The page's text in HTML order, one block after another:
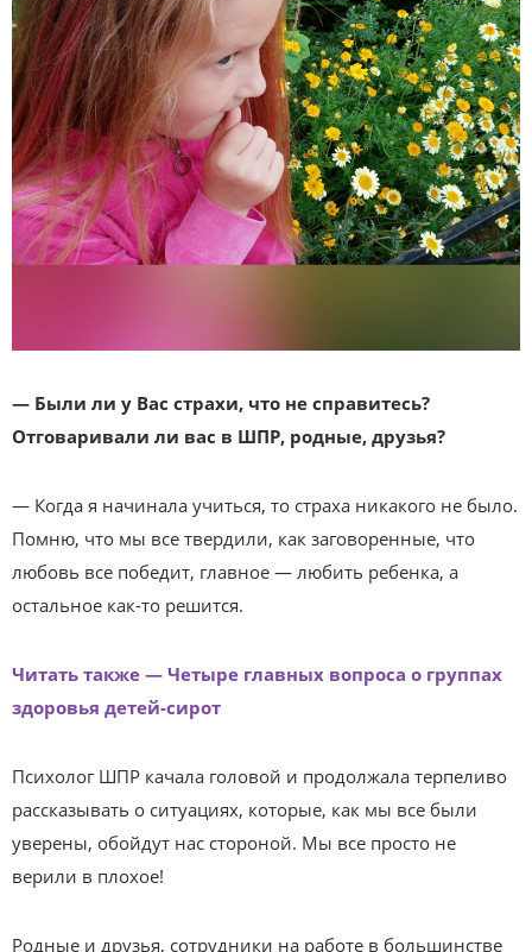
— Были ли у Вас страхи, что не справитесь?
Отговаривали ли вас в ШПР, родные, друзья?
— Когда я начинала учиться, то страха никакого не было.
Помню, что мы все твердили, как заговоренные, что
любовь все победит, главное — любить ребенка, а
остальное как-то решится.
Читать также — Четыре главных вопроса о группах
здоровья детей-сирот
Психолог ШПР качала головой и продолжала терпеливо
рассказывать о ситуациях, которые, как мы все были
уверены, обойдут нас стороной. Мы все просто не
верили в плохое!
Родные и друзья, сотрудники на работе в большинстве